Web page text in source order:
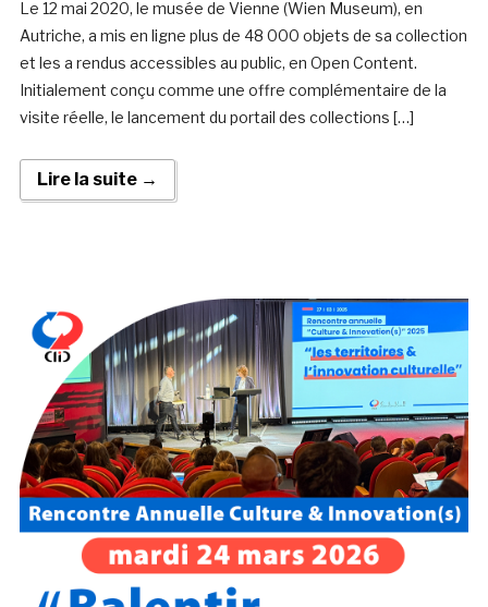
Le 12 mai 2020, le musée de Vienne (Wien Museum), en
Autriche, a mis en ligne plus de 48 000 objets de sa collection
et les a rendus accessibles au public, en Open Content.
Initialement conçu comme une offre complémentaire de la
visite réelle, le lancement du portail des collections […]
Lire la suite →